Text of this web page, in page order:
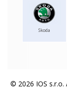
Skoda
© 2026 IOS s.r.o.